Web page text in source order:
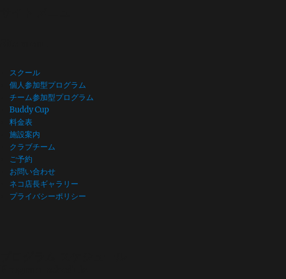
スクール
個人参加型プログラム
チーム参加型プログラム
Buddy Cup
料金表
施設案内
クラブチーム
ご予約
お問い合わせ
ネコ店長ギャラリー
プライバシーポリシー